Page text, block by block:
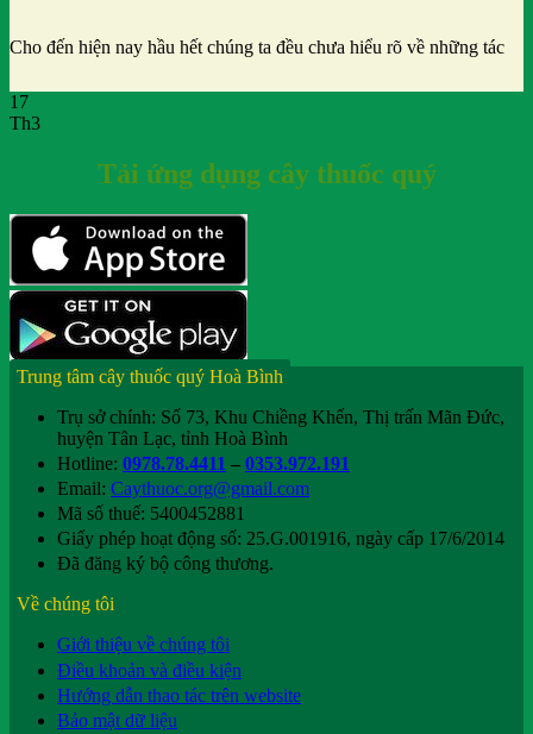
Cho đến hiện nay hầu hết chúng ta đều chưa hiểu rõ về những tác
17
Th3
Tải ứng dụng cây thuốc quý
Trung tâm cây thuốc quý Hoà Bình
Trụ sở chính: Số 73, Khu Chiềng Khến, Thị trấn Mãn Đức,
huyện Tân Lạc, tỉnh Hoà Bình
Hotline: 0978.78.4411 – 0353.972.191
Email: Caythuoc.org@gmail.com
Mã số thuế: 5400452881
Giấy phép hoạt động số: 25.G.001916, ngày cấp 17/6/2014
Đã đăng ký bộ công thương.
Về chúng tôi
Giới thiệu về chúng tôi
Điều khoản và điều kiện
Hướng dẫn thao tác trên website
Bảo mật dữ liệu